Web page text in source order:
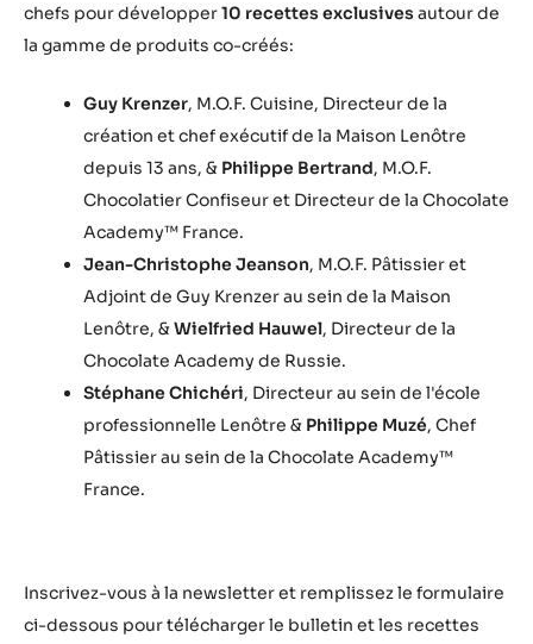
chefs pour développer10 recettes exclusivesautour de
la gamme de produits co-créés:
Guy Krenzer, M.O.F. Cuisine, Directeur de la
création et chef exécutif de la Maison Lenôtre
depuis 13 ans, & Philippe Bertrand, M.O.F.
Chocolatier Confiseur et Directeur de la Chocolate
Academy™ France.
Jean-Christophe Jeanson, M.O.F. Pâtissier et
Adjoint de Guy Krenzer au sein de la Maison
Lenôtre, &Wielfried Hauwel, Directeur de la
Chocolate Academy de Russie.
Stéphane Chichéri, Directeur au sein de l'école
professionnelle Lenôtre & Philippe Muzé, Chef
Pâtissier au sein de la Chocolate Academy™
France.
Inscrivez-vous à la newsletter et remplissez le formulaire
ci-dessous pour télécharger le bulletin et les recettes